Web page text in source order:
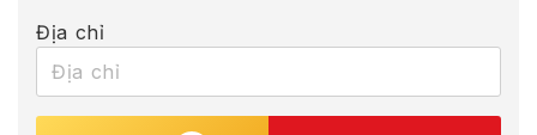
Địa chỉ